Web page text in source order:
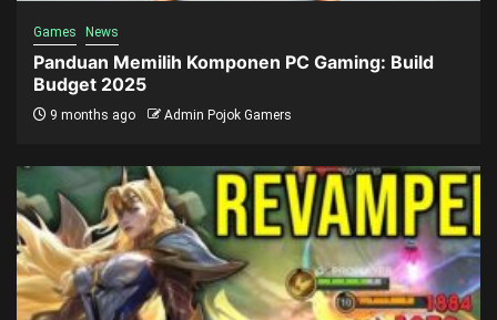
Games News
Panduan Memilih Komponen PC Gaming: Build
Budget 2025
9 months ago Admin Pojok Gamers